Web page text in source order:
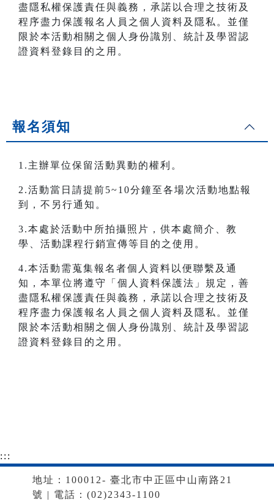
盡隱私權保護責任與義務，承諾以合理之技術及
程序盡力保護報名人員之個人資料及隱私。並僅
限於本活動相關之個人身份識別、統計及學習認
證資料登錄目的之用。
報名須知
1.主辦單位保留活動異動的權利。
2.活動當日請提前5~10分鐘至各場次活動地點報
到，不另行通知。
3.本處於活動中所拍攝照片，供本處簡介、教
學、活動課程行銷宣傳等目的之使用。
4.本活動需蒐集報名者個人資料以便聯繫及通
知，本單位將遵守「個人資料保護法」規定，善
盡隱私權保護責任與義務，承諾以合理之技術及
程序盡力保護報名人員之個人資料及隱私。並僅
限於本活動相關之個人身份識別、統計及學習認
證資料登錄目的之用。
:::
地址：100012- 臺北市中正區中山南路21
號 | 電話：(02)2343-1100